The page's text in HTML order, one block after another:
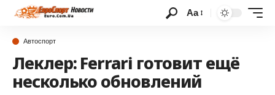
Аа
Автоспорт
Леклер: Ferrari готовит ещё
несколько обновлений